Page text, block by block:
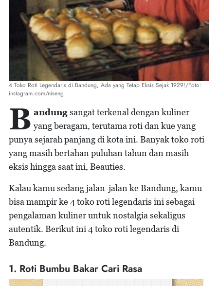
4 Toko Roti Legendaris di Bandung, Ada yang Tetap Eksis Sejak 1929!/Foto:
instagram.com/niseng
B andungsangat terkenal dengan kuliner
yang beragam, terutama roti dan kue yang
punya sejarah panjang di kota ini. Banyak toko roti
yang masih bertahan puluhan tahun dan masih
eksis hingga saat ini, Beauties.
Kalau kamu sedang jalan-jalan ke Bandung, kamu
bisa mampir ke 4 toko roti legendaris ini sebagai
pengalaman kuliner untuk nostalgia sekaligus
autentik. Berikut ini 4 toko roti legendaris di
Bandung.
1. Roti Bumbu Bakar Cari Rasa